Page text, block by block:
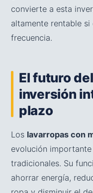
convierte a esta
altamente rentable
frecuencia.
El futuro
inversión
plazo
Los lavarropas con
evolución
tradicionales. Su
ahorrar energía,